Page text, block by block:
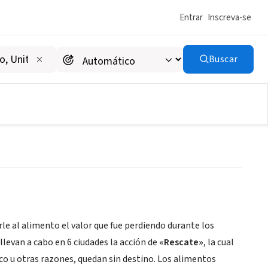
Entrar Inscreva-se
Buscar
al alimento el valor que fue perdiendo durante los
a cabo en 6 ciudades la acción de​ «Rescate», la cual
otras razones, quedan sin destino. Los alimentos